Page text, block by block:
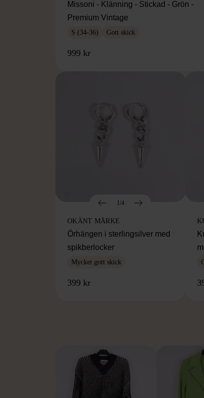
Missoni - Klänning - Stickad - Grön -
Premium Vintage
S (34-36) Gott skick
999 kr
1/4
OKÄNT MÄRKE
Örhängen i sterlingsilver med
spikberlocker
Mycket gott skick
399 kr